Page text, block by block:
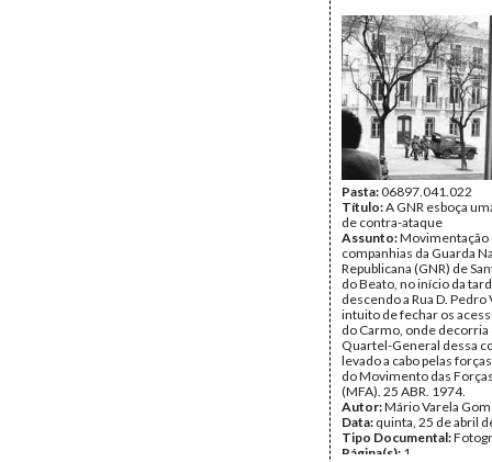
Página(s):1
Pasta:06897.041.022
Título:A GNR esboça
de contra-ataque
Assunto:Movimentação
companhias da Guarda
Republicana (GNR) de
do Beato, no início da
descendo a Rua D. Pedro
intuito de fechar os
do Carmo, onde decorria
Quartel-General dessa
levado a cabo pelas
do Movimento das
(MFA). 25 ABR. 1974.
Autor:Mário Varela
Data: quinta, 25 de abril
Tipo Documental:
Página(s): 1